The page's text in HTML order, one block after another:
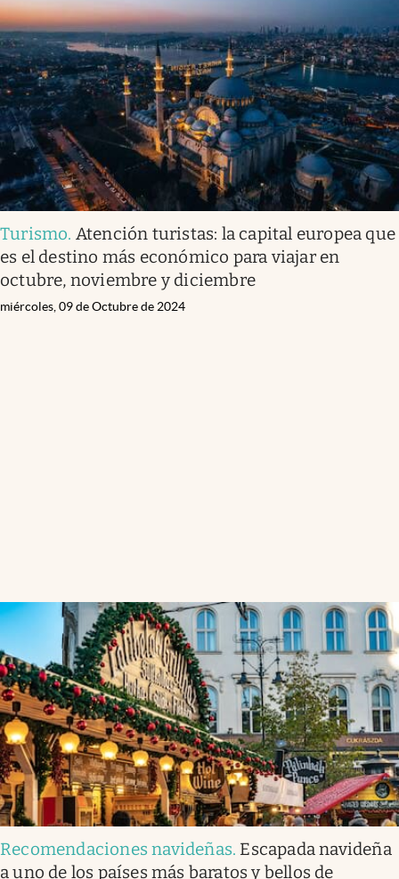
Turismo. Atención turistas: la capital europea que
es el destino más económico para viajar en
octubre, noviembre y diciembre
miércoles, 09 de Octubre de 2024
Recomendaciones navideñas. Escapada navideña
a uno de los países más baratos y bellos de